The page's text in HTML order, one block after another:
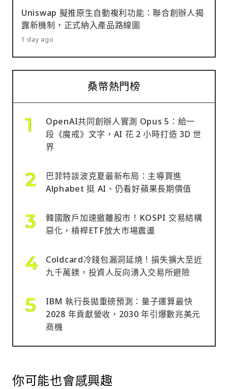
Uniswap 擬推原生自動複利功能：聯合創辦人揭
露新機制，正式納入產品路線圖
1 day ago
桑幣熱門榜
OpenAI共同創辦人實測 Opus 5：給一
段《魔戒》文字，AI 花 2 小時打造 3D 世
界
巴菲特談波克夏最新布局：主導買進
Alphabet 挺 AI、仍看好蘋果長期價值
韓國散戶加速撤離股市！KOSPI 交易結構
惡化，槓桿ETF放大市場震盪
Coldcard冷錢包漏洞延燒！損失擴大至近
九千萬鎂，投資人反向湧入交易所避險
IBM 執行長拋重磅預測：量子運算最快
2028 年貢獻營收，2030 年引爆數兆美元
商機
你可能也會感興趣